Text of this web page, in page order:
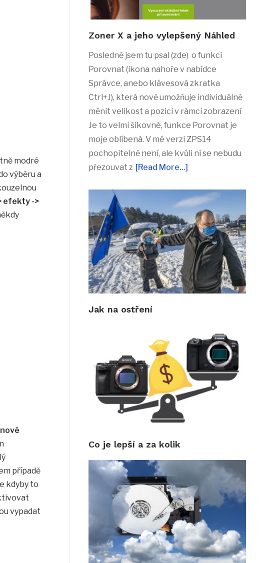
modré
výběru a
efekty ->
nové
případě
kdyby to
vypadat
Zoner X a jeho vylepšený Náhled
Posledně jsem tu psal (zde) o funkci
Porovnat (ikona nahoře v nabídce
Správce, anebo klávesová zkratka
Ctrl+J), která nově umožňuje individuálně
měnit velikost a pozici v rámci zobrazení
Je to velmi šikovné, funkce Porovnat je
moje oblíbená. V mé verzi ZPS14
pochopitelně není, ale kvůli ní se nebudu
přezouvat z [Read More…]
Jak na ostření
Co je lepší a za kolik